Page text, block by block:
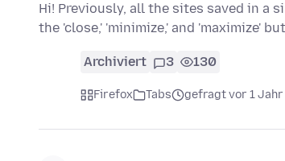
Hi! Previously, all the sites saved in a
the 'close,' 'minimize,' and 'maximize'
Archiviert 3 130
Firefox Tabs gefragt vor 1 Jahr